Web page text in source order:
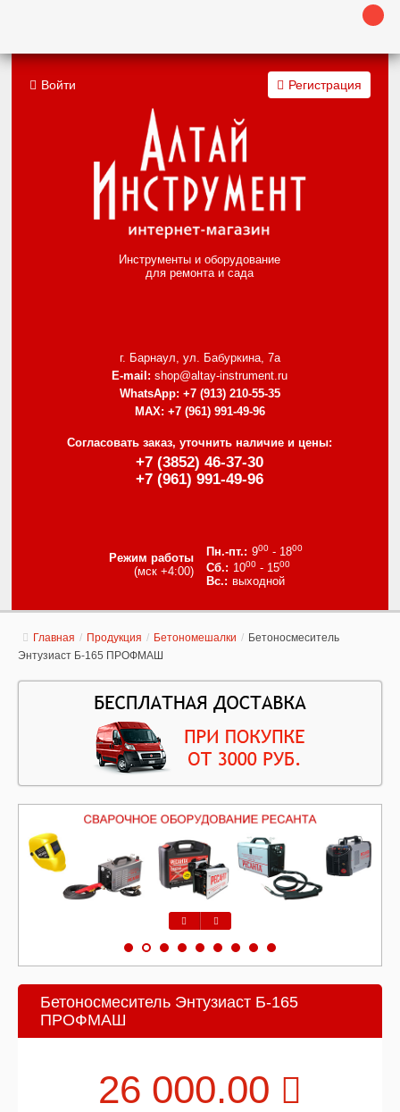
Инструменты и оборудование
для ремонта и сада
г. Барнаул, ул. Бабуркина, 7а
E-mail: shop@altay-instrument.ru
WhatsApp: +7 (913) 210-55-35
MAX: +7 (961) 991-49-96
Согласовать заказ, уточнить наличие и цены:
+7 (3852) 46-37-30
+7 (961) 991-49-96
Режим работы
(мск +4:00)
900- 1800
1000- 1500
выходной
Войти Регистрация
Главная / Продукция / Бетономешалки / Бетоносмеситель
Энтузиаст Б-165 ПРОФМАШ
Бетоносмеситель Энтузиаст Б-165
ПРОФМАШ
26 000.00